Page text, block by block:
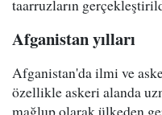
taarruzların
Afganistan yılları
Afganistan'da ilmi ve
özellikle askeri alanda
mağlup olarak ülkeden